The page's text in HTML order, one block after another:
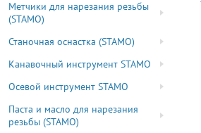
Метчики для нарезания резьбы
(STAMO)
Станочная оснастка (STAMO)
Канавочный инструмент STAMO
Осевой инструмент STAMO
Паста и масло для нарезания
резьбы (STAMO)